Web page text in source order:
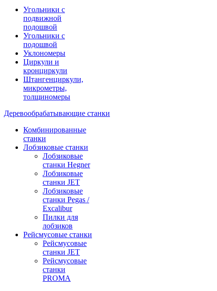
Угольники с
подвижной
подошвой
Угольники с
подошвой
Уклономеры
Циркули и
кронциркули
Штангенциркули,
микрометры,
толщиномеры
Деревообрабатывающие станки
Комбинированные
станки
Лобзиковые станки
Лобзиковые
станки Hegner
Лобзиковые
станки JET
Лобзиковые
станки Pegas /
Excalibur
Пилки для
лобзиков
Рейсмусовые станки
Рейсмусовые
станки JET
Рейсмусовые
станки
PROMA